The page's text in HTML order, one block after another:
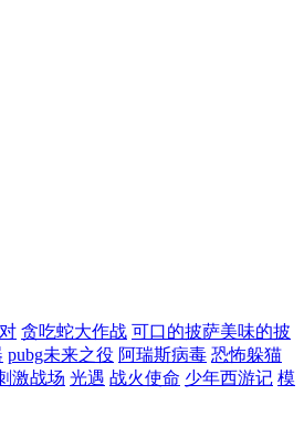
贪吃蛇大作战 可口的披萨美味的披
pubg未来之役 阿瑞斯病毒 恐怖躲猫
激战场 光遇 战火使命 少年西游记 模